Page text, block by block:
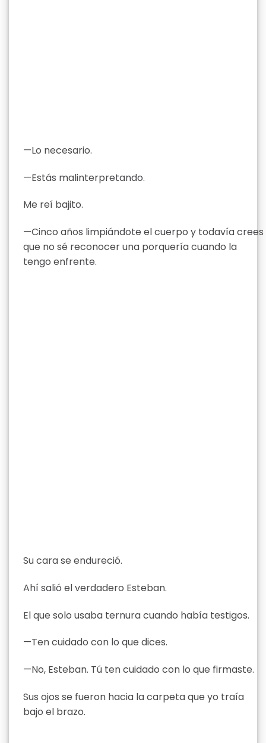
—Lo necesario.
—Estás malinterpretando.
Me reí bajito.
—Cinco años limpiándote el cuerpo y todavía crees
que no sé reconocer una porquería cuando la
tengo enfrente.
Su cara se endureció.
Ahí salió el verdadero Esteban.
El que solo usaba ternura cuando había testigos.
—Ten cuidado con lo que dices.
—No, Esteban. Tú ten cuidado con lo que firmaste.
Sus ojos se fueron hacia la carpeta que yo traía
bajo el brazo.